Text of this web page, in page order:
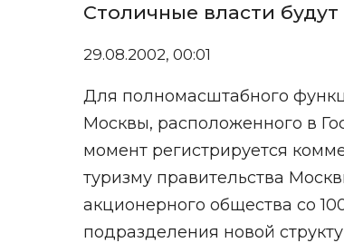
Столичные власти
29.08.2002, 00:01
Для полномасштабного
Москвы, расположенного в
момент регистрируется
туризму правительства
акционерного общества со
подразделения новой